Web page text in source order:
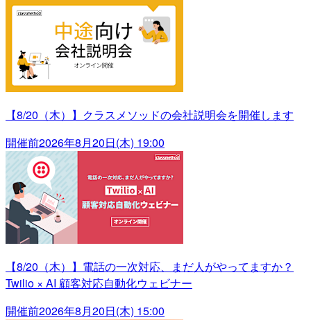
【8/20（木）】クラスメソッドの会社説明会を開催します
開催前2026年8月20日(木) 19:00
【8/20（木）】電話の一次対応、まだ人がやってますか？
Twilio × AI 顧客対応自動化ウェビナー
開催前2026年8月20日(木) 15:00